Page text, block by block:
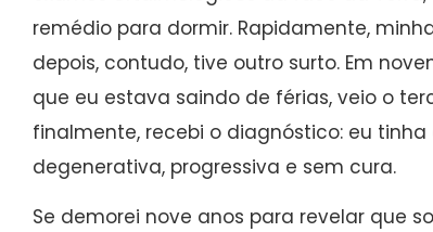
remédio para dormir. Rapidamente,
depois, contudo, tive outro surto. Em
que eu estava saindo de férias, veio o
finalmente, recebi o diagnóstico: eu
degenerativa, progressiva e sem cura.
Se demorei nove anos para revelar que